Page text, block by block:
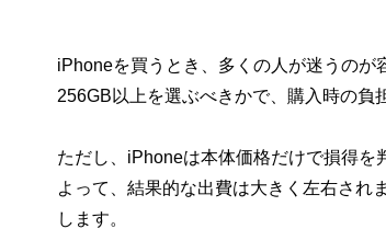
iPhoneを買うとき、多くの人が迷うのが
256GB以上を選ぶべきかで、購入時の負
ただし、iPhoneは本体価格だけで損得を
よって、結果的な出費は大きく左右され
します。